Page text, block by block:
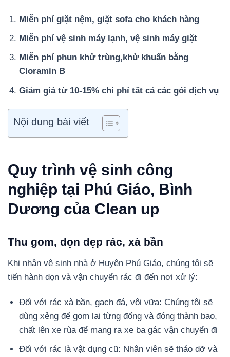
Miễn phí giặt nệm, giặt sofa cho khách hàng
Miễn phí vệ sinh máy lạnh, vệ sinh máy giặt
Miễn phí phun khử trùng,khử khuẩn bằng
Cloramin B
Giảm giá từ 10-15% chi phí tất cả các gói dịch vụ
Nội dung bài viết
Quy trình vệ sinh công
nghiệp tại Phú Giáo, Bình
Dương của Clean up
Thu gom, dọn dẹp rác, xà bần
Khi nhận vệ sinh nhà ở Huyện Phú Giáo, chúng tôi sẽ
tiến hành dọn và vận chuyển rác đi đến nơi xử lý:
Đối với rác xà bần, gạch đá, vôi vữa: Chúng tôi sẽ
dùng xẻng để gom lại từng đống và đóng thành bao,
chất lên xe rùa để mang ra xe ba gác vận chuyển đi
Đối với rác là vật dụng cũ: Nhân viên sẽ tháo dỡ và